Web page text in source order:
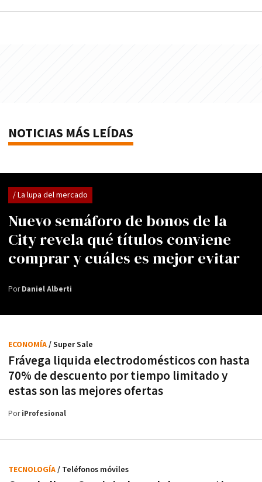
NOTICIAS MÁS LEÍDAS
Nuevo semáforo de bonos de la
City revela qué títulos conviene
comprar y cuáles es mejor evitar
/ La lupa del mercado
PorDaniel Alberti
Frávega liquida electrodomésticos con hasta
70% de descuento por tiempo limitado y
estas son las mejores ofertas
ECONOMÍA/ Super Sale
PoriProfesional
TECNOLOGÍA/ Teléfonos móviles